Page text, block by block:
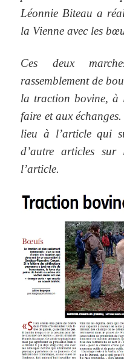
Léonnie Biteau a
la Vienne avec les
Ces deux
rassemblement de
la traction bovine, à
faire et aux
lieu à l’article qui
d’autre articles
l’article.